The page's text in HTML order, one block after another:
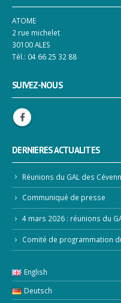
ATOME
2 rue michelet
30100 ALES
Tél.: 04 66 25 32 88
SUIVEZ-NOUS
DERNIERES ACTUALITES
Réunions du GAL des
Communiqué de presse
4 mars 2026 : réunions du
Comité de programmation
English
Deutsch